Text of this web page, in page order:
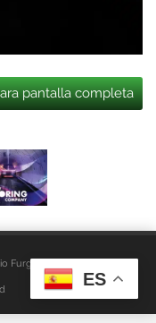
pantalla completa
Furgo Aviso Legal
ES